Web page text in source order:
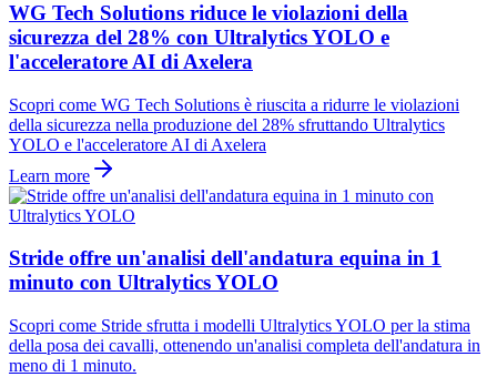
WG Tech Solutions riduce le violazioni della
sicurezza del 28% con Ultralytics YOLO e
l'acceleratore AI di Axelera
Scopri come WG Tech Solutions è riuscita a ridurre le violazioni
della sicurezza nella produzione del 28% sfruttando Ultralytics
YOLO e l'acceleratore AI di Axelera
Learn more
Stride offre un'analisi dell'andatura equina in 1
minuto con Ultralytics YOLO
Scopri come Stride sfrutta i modelli Ultralytics YOLO per la stima
della posa dei cavalli, ottenendo un'analisi completa dell'andatura in
meno di 1 minuto.